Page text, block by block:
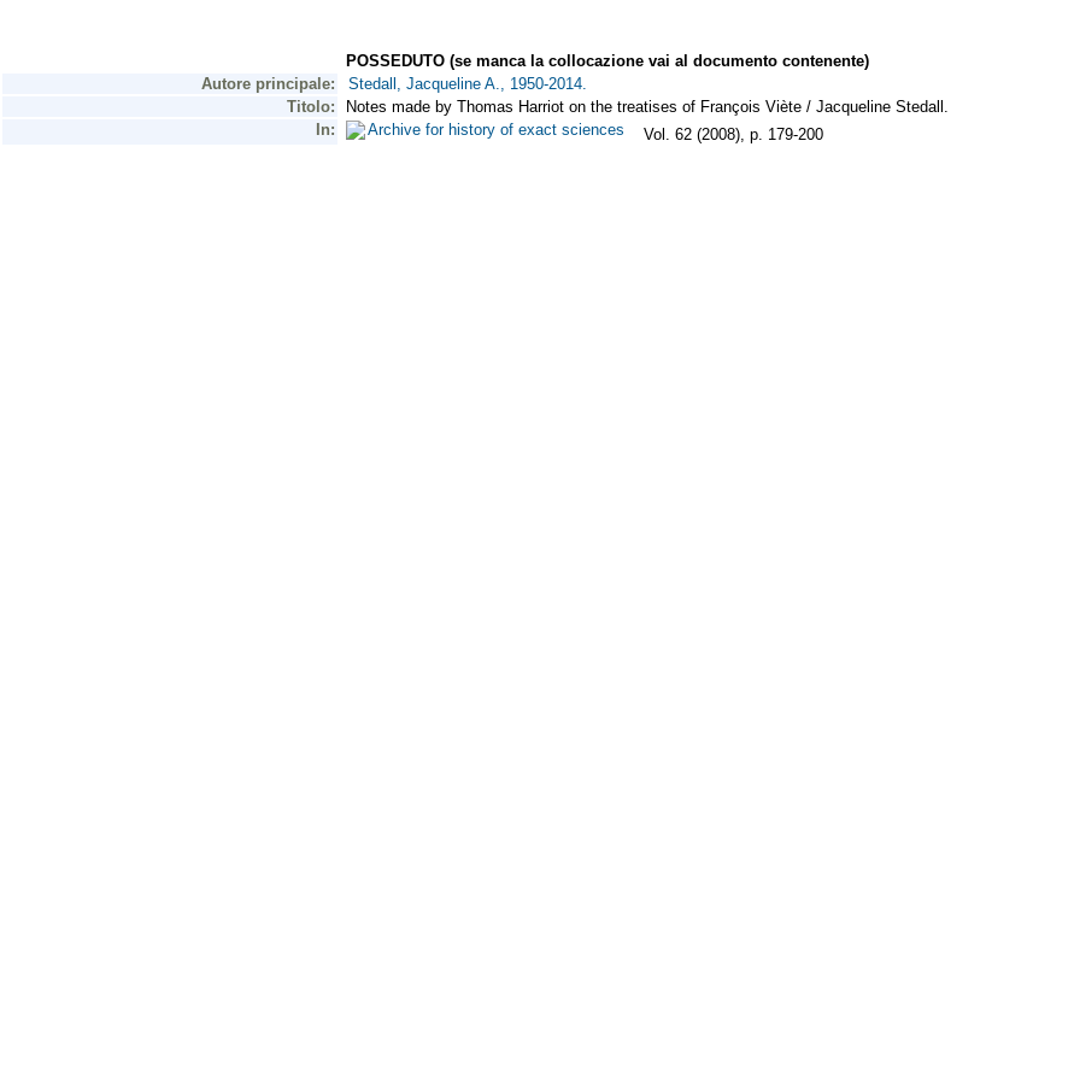
POSSEDUTO (se manca la collocazione vai al documento contenente)
Autore principale:
Stedall, Jacqueline A., 1950-2014.
Titolo:
Notes made by Thomas Harriot on the treatises of François Viète / Jacqueline Stedall.
In:
Archive for history of exact sciences Vol. 62 (2008), p. 179-200